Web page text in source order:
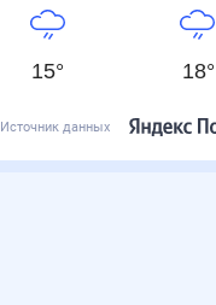
15° 18°
Источник данных